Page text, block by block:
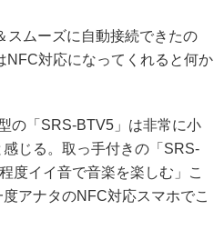
ムーズに自動接続できたの
NFC対応になってくれると何か
の「SRS-BTV5」は非常に小
じる。取っ手付きの「SRS-
度イイ音で音楽を楽しむ」こ
アナタのNFC対応スマホでこ